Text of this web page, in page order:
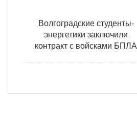
Волгоградские студенты-
энергетики заключили
контракт с войсками БПЛА